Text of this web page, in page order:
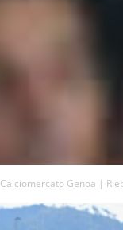
Calciomercato Genoa |